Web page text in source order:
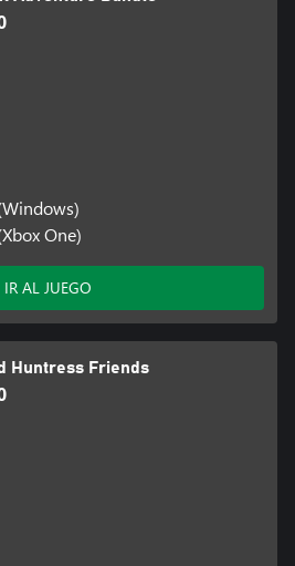
One)
IR AL JUEGO
Huntress Friends